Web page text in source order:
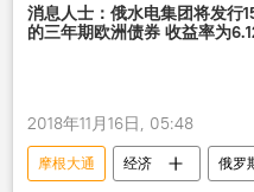
消息人士：俄水电集团将发行
的三年期欧洲债券 收益率为
2018年11月16日, 05:48
摩根大通 经济
俄罗